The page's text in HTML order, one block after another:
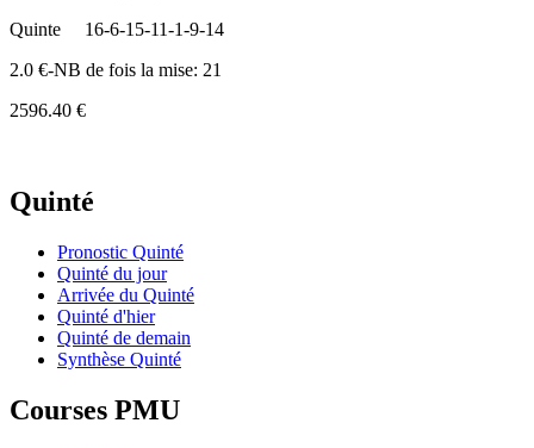
Quinte
16-6-15-11-1-9-14
2.0 €-NB de fois la mise: 21
2596.40 €
Quinté
Pronostic Quinté
Quinté du jour
Arrivée du Quinté
Quinté d'hier
Quinté de demain
Synthèse Quinté
Courses PMU